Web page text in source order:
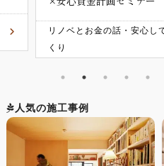
失敗しないマンション/戸
人気の施工事例